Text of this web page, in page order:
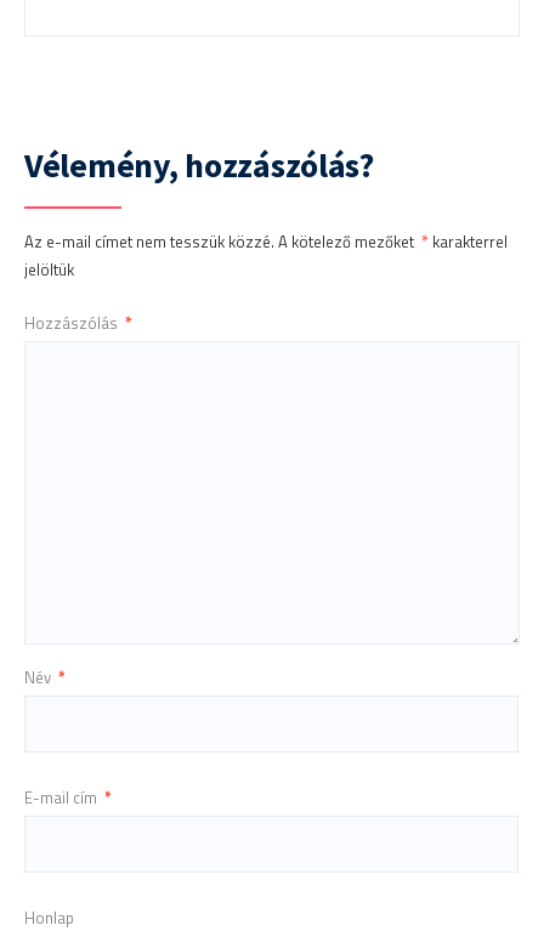
Vélemény, hozzászólás?
Az e-mail címet nem tesszük közzé. A kötelező mezőket * karakterrel
jelöltük
Hozzászólás *
Név *
E-mail cím *
Honlap